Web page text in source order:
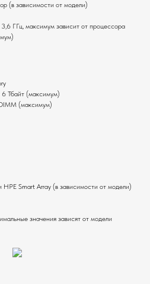
(в зависимости от модели)
ГГц, максимум зависит от процессора
Тбайт (максимум)
(максимум)
Smart Array (в зависимости от модели)
значения зависят от модели